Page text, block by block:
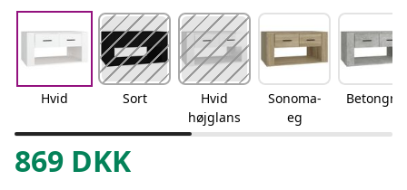
Hvid Sort
Hvid
højglans
Sonoma-
eg
Betongrå
869 DKK